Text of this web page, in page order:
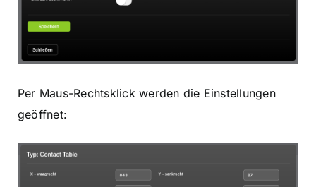
Per Maus-Rechtsklick werden die Einstellungen
geöffnet: